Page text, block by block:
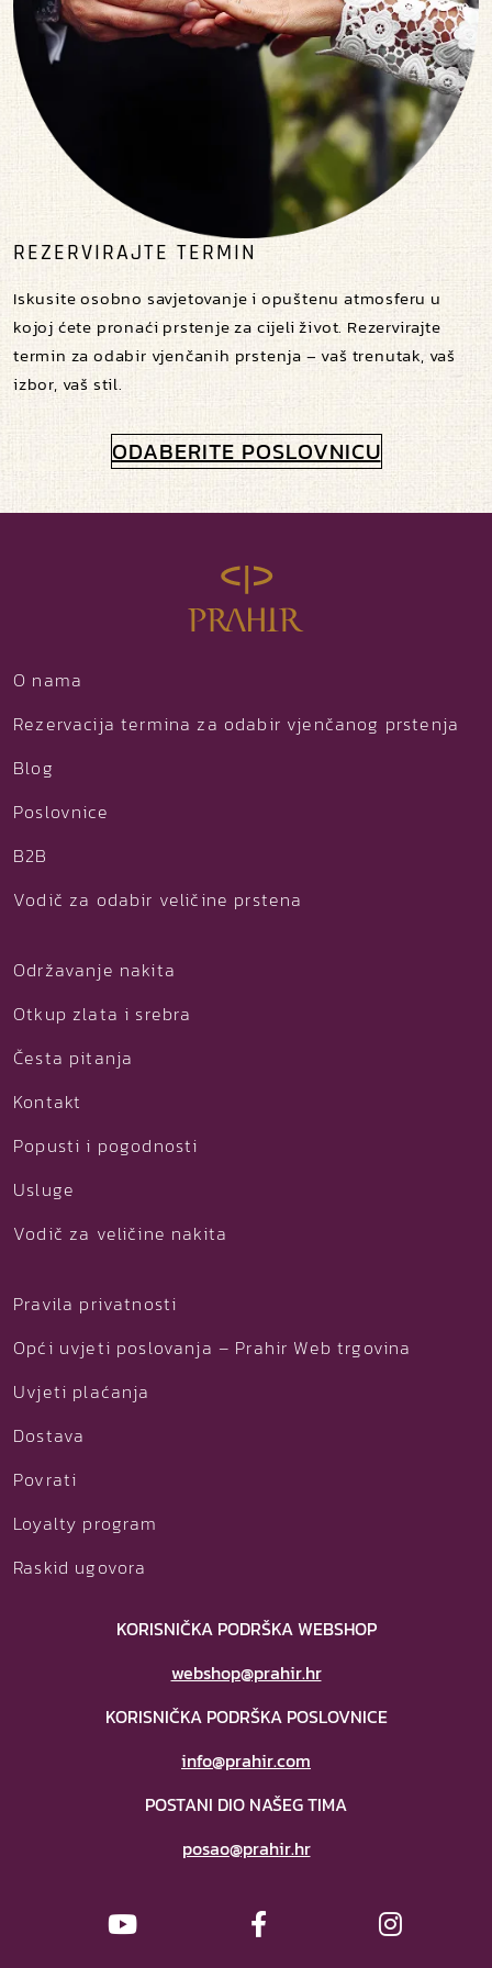
REZERVIRAJTE TERMIN
Iskusite osobno savjetovanje i opuštenu atmosferu u
kojoj ćete pronaći prstenje za cijeli život. Rezervirajte
termin za odabir vjenčanih prstenja – vaš trenutak, vaš
izbor, vaš stil.
ODABERITE POSLOVNICU
O nama
Rezervacija termina za odabir vjenčanog prstenja
Blog
Poslovnice
B2B
Vodič za odabir veličine prstena
Održavanje nakita
Otkup zlata i srebra
Česta pitanja
Kontakt
Popusti i pogodnosti
Usluge
Vodič za veličine nakita
Pravila privatnosti
Opći uvjeti poslovanja – Prahir Web trgovina
Uvjeti plaćanja
Dostava
Povrati
Loyalty program
Raskid ugovora
KORISNIČKA PODRŠKA WEBSHOP
webshop@prahir.hr
KORISNIČKA PODRŠKA POSLOVNICE
info@prahir.com
POSTANI DIO NAŠEG TIMA
posao@prahir.hr